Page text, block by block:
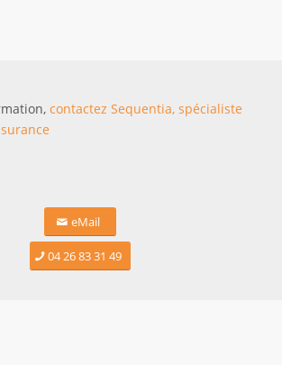
contactez Sequentia, spécialiste
eMail
04 26 83 31 49